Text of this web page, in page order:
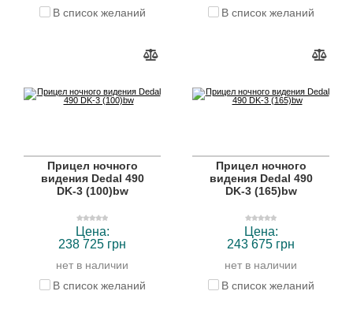
В список желаний
В список желаний
Прицел ночного
видения Dedal 490
DK-3 (100)bw
Цена:
238 725 грн
нет в наличии
В список желаний
Прицел ночного
видения Dedal 490
DK-3 (165)bw
Цена:
243 675 грн
нет в наличии
В список желаний